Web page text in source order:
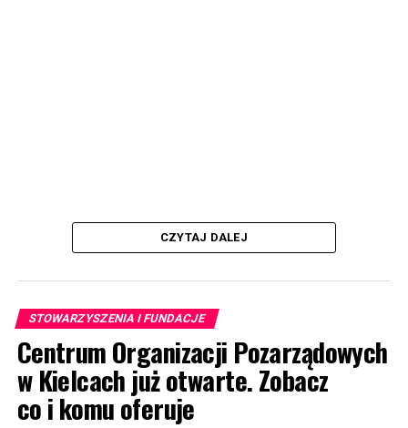
CZYTAJ DALEJ
STOWARZYSZENIA I FUNDACJE
Centrum Organizacji Pozarządowych
w Kielcach już otwarte. Zobacz
co i komu oferuje